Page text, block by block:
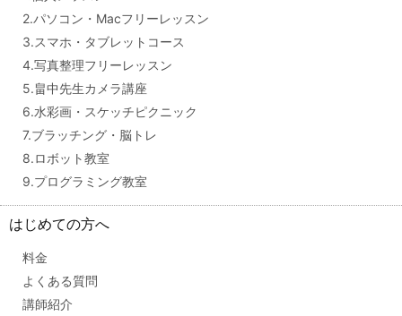
2.パソコン・Macフリーレッスン
3.スマホ・タブレットコース
4.写真整理フリーレッスン
5.畠中先生カメラ講座
6.水彩画・スケッチピクニック
7.ブラッチング・脳トレ
8.ロボット教室
9.プログラミング教室
はじめての方へ
料金
よくある質問
講師紹介